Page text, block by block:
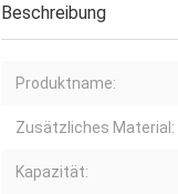
Beschreibung
Produktname:
Zusätzliches Material:
Kapazität: